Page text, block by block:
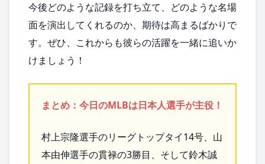
今後どのような記録を打ち立て、どのような名場
面を演出してくれるのか、期待は高まるばかりで
す。ぜひ、これからも彼らの活躍を一緒に追いか
けましょう！
まとめ：今日のMLBは日本人選手が主役！
村上宗隆選手のリーグトップタイ14号、山
本由伸選手の貫禄の3勝目、そして鈴木誠